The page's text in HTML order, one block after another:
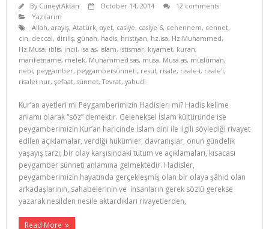
By CuneytAktan October 14, 2014
12 comments
Yazılarım
Allah, arayış, Atatürk, ayet, casiye, casiye 6, cehennem, cennet,
cin, deccal, diriliş, günah, hadis, hristiyan, hz.isa, Hz.Muhammed,
Hz.Musa, iblis, incil, isa as, islam, istismar, kıyamet, kuran,
marifetname, melek, Muhammed sas, musa, Musa as, müslüman,
nebi, peygamber, peygambersünneti, resul, risale, risale-i, risale'i,
risalei nur, şefaat, sünnet,Tevrat, yahudi
Kur’an ayetleri mi Peygamberimizin Hadisleri mi? Hadis kelime
anlamı olarak “söz” demektir. Geleneksel İslam kültüründe ise
peygamberimizin Kur’an haricinde İslam dini ile ilgili söylediği rivayet
edilen açıklamalar, verdiği hükümler, davranışlar, onun gündelik
yaşayış tarzı, bir olay karşısındaki tutum ve açıklamaları, kısacası
peygamber sünneti anlamına gelmektedir. Hadisler,
peygamberimizin hayatında gerçekleşmiş olan bir olaya şâhid olan
arkadaşlarının, sahabelerinin ve insanların gerek sözlü gerekse
yazarak nesilden nesile aktardıkları rivayetlerden,
Read More